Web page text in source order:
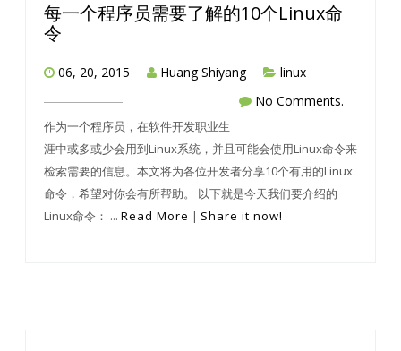
每一个程序员需要了解的10个Linux命
令
06, 20, 2015 Huang Shiyang
linux
No Comments.
作为一个程序员，在软件开发职业生
涯中或多或少会用到Linux系统，并且可能会使用Linux命令来
检索需要的信息。本文将为各位开发者分享10个有用的Linux
命令，希望对你会有所帮助。 以下就是今天我们要介绍的
Linux命令： ... Read More | Share it now!